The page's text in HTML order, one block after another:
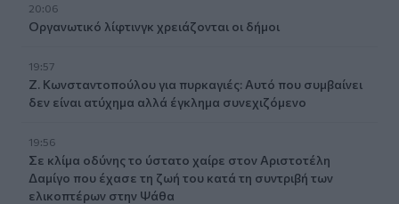
20:06
Οργανωτικό λίφτινγκ χρειάζονται οι δήμοι
19:57
Ζ. Κωνσταντοπούλου για πυρκαγιές: Αυτό που συμβαίνει
δεν είναι ατύχημα αλλά έγκλημα συνεχιζόμενο
19:56
Σε κλίμα οδύνης το ύστατο χαίρε στον Αριστοτέλη
Δαμίγο που έχασε τη ζωή του κατά τη συντριβή των
ελικοπτέρων στην Ψάθα